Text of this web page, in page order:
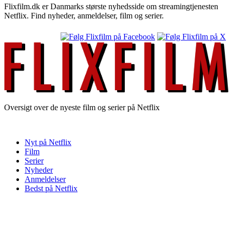
Flixfilm.dk er Danmarks største nyhedsside om streamingtjenesten
Netflix. Find nyheder, anmeldelser, film og serier.
Oversigt over de nyeste film og serier på Netflix
Nyt på Netflix
Film
Serier
Nyheder
Anmeldelser
Bedst på Netflix